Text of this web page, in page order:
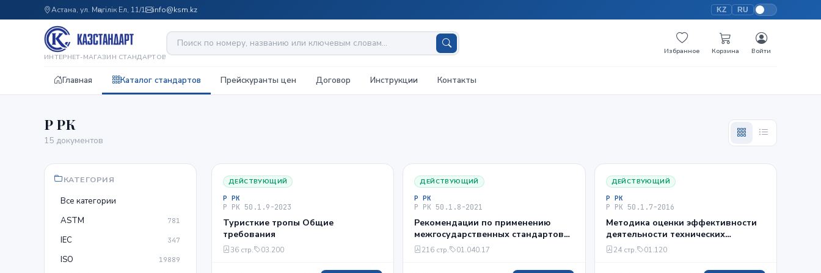
Астана, ул. Мәңгілік Ел, 11/1 info@ksm.kz KZ RU
ИНТЕРНЕТ-МАГАЗИН СТАНДАРТОВ
Избранное Корзина Войти
Главная Каталог стандартов Прейскуранты цен Договор Инструкции Контакты
Р РК
15 документов
КАТЕГОРИЯ
Все категории
ASTM
781
IEC 347
ISO 19889
ДЕЙСТВУЮЩИЙ
Р РК
Р РК 50.1.9-2023
Туристкие тропы Общие
требования
36 стр. 03.200
ДЕЙСТВУЮЩИЙ
Р РК
Р РК 50.1.8-2021
Рекомендации по применению
межгосударственных стандартов
ГОСТ 8.586.1-2005, ГОСТ 8.586.2-
2005, ГОСТ 8.586.5-2005
216 стр. 01.040.17
ДЕЙСТВУЮЩИЙ
Р РК
Р РК 50.1.7-2016
Методика оценки эффективности
деятельности технических
комитетов по стандартизации
24 стр. 01.120